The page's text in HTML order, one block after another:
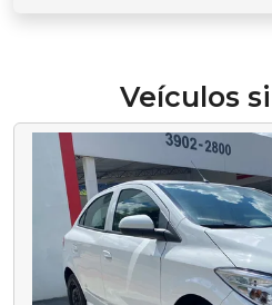
Veículos